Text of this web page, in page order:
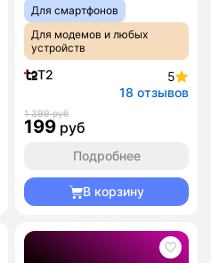
Для смартфонов
Для модемов и любых
устройств
T2
5
18 отзывов
1 399 руб
199 руб
Подробнее
В корзину